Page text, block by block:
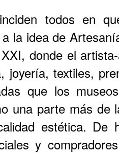
todos en
la idea de
donde el
joyería, textiles,
que los
una parte más de
estética. De
y